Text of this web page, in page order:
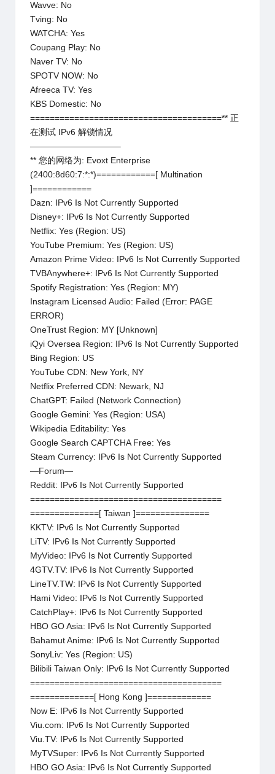
Wavve: No
Tving: No
WATCHA: Yes
Coupang Play: No
Naver TV: No
SPOTV NOW: No
Afreeca TV: Yes
KBS Domestic: No
=======================================** 正
在测试 IPv6 解锁情况
——————————–
** 您的网络为: Evoxt Enterprise
(2400:8d60:7:*:*)============[ Multination
]============
Dazn: IPv6 Is Not Currently Supported
Disney+: IPv6 Is Not Currently Supported
Netflix: Yes (Region: US)
YouTube Premium: Yes (Region: US)
Amazon Prime Video: IPv6 Is Not Currently Supported
TVBAnywhere+: IPv6 Is Not Currently Supported
Spotify Registration: Yes (Region: MY)
Instagram Licensed Audio: Failed (Error: PAGE
ERROR)
OneTrust Region: MY [Unknown]
iQyi Oversea Region: IPv6 Is Not Currently Supported
Bing Region: US
YouTube CDN: New York, NY
Netflix Preferred CDN: Newark, NJ
ChatGPT: Failed (Network Connection)
Google Gemini: Yes (Region: USA)
Wikipedia Editability: Yes
Google Search CAPTCHA Free: Yes
Steam Currency: IPv6 Is Not Currently Supported
—Forum—
Reddit: IPv6 Is Not Currently Supported
=======================================
==============[ Taiwan ]===============
KKTV: IPv6 Is Not Currently Supported
LiTV: IPv6 Is Not Currently Supported
MyVideo: IPv6 Is Not Currently Supported
4GTV.TV: IPv6 Is Not Currently Supported
LineTV.TW: IPv6 Is Not Currently Supported
Hami Video: IPv6 Is Not Currently Supported
CatchPlay+: IPv6 Is Not Currently Supported
HBO GO Asia: IPv6 Is Not Currently Supported
Bahamut Anime: IPv6 Is Not Currently Supported
SonyLiv: Yes (Region: US)
Bilibili Taiwan Only: IPv6 Is Not Currently Supported
=======================================
=============[ Hong Kong ]=============
Now E: IPv6 Is Not Currently Supported
Viu.com: IPv6 Is Not Currently Supported
Viu.TV: IPv6 Is Not Currently Supported
MyTVSuper: IPv6 Is Not Currently Supported
HBO GO Asia: IPv6 Is Not Currently Supported